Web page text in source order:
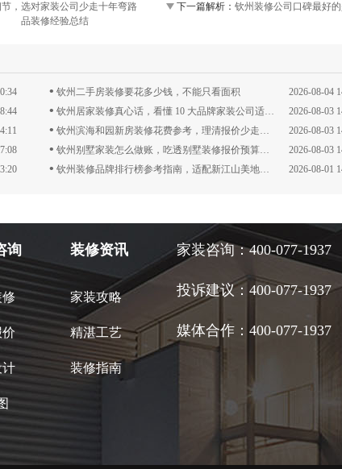
，选对家装公司少走十年弯路 下一篇解析： 钦州装修公司口碑最好
品装修经验总结
• 钦州二手房装修要花多少钱，不能只看面积 2026-08-04
• 钦州居家装修真心话，看懂 10 大品牌家装公司适配自家户型 2026-08-03
• 钦州滨海和园新房装修花费参考，理清报价少走弯路 2026-08-03
• 钦州别墅家装怎么做账，吃透别墅装修报价预算表省心装修 2026-08-03
• 钦州装修品牌排行榜参考指南，适配新江山美地全户型装修思路 2026-08-01
询
修
价
计
装修资讯
家装攻略
精湛工艺
装修指南
家装咨询：400-077-1937
投诉建议：400-077-1937
媒体合作：400-077-1937